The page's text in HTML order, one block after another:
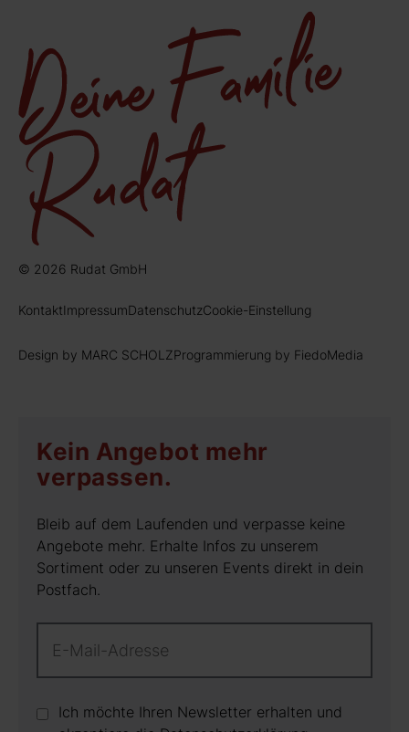
© 2026 Rudat GmbH
KontaktImpressumDatenschutzCookie-Einstellung
Design by MARC SCHOLZProgrammierung by FiedoMedia
Kein Angebot mehr
verpassen.
Bleib auf dem Laufenden und verpasse keine
Angebote mehr. Erhalte Infos zu unserem
Sortiment oder zu unseren Events direkt in dein
Postfach.
Ich möchte Ihren Newsletter erhalten und